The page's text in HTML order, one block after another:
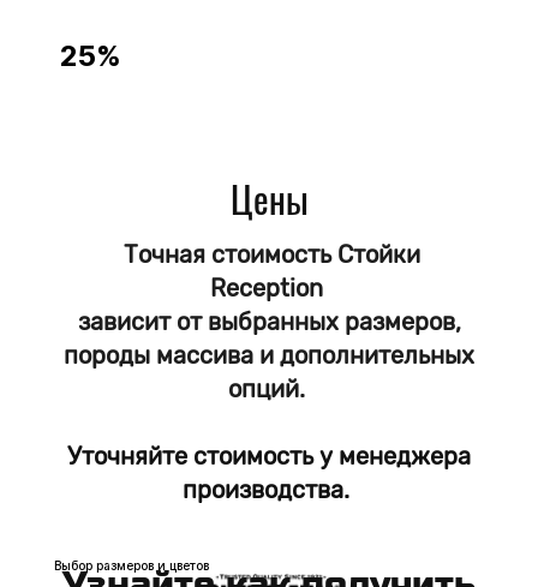
25%
Выбор размеров
Выбор цвета
Покрытие Масло - защита от влаги
Доставка до обьекта по РФ
От 40000р. м.п
Выбор размеров и цветов
Цены
Точная стоимость Стойки
Reception
зависит от выбранных размеров,
породы массива и дополнительных
опций.
Уточняйте стоимость у менеджера
производства.